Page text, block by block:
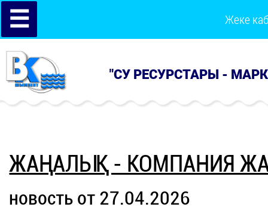
☰ Жеке
"СУ РЕСУРСТАРЫ -
ЖАҢАЛЫҚ - КОМПАНИЯ
новость от 27.04.2026